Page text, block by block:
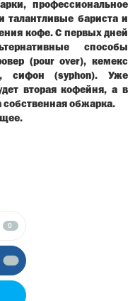
профессиональное
талантливые бариста и
кофе. С первых дней
способы
(pour over), кемекс
сифон (syphon). Уже
вторая кофейня, а в
собственная обжарка.
0